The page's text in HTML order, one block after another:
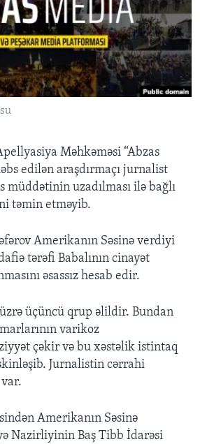
Məhkəməsi “Abzas
edilən araşdırmaçı jurnalist
müddətinin uzadılması ilə bağlı
təmin etməyib.
Amerikanın Səsinə verdiyi
tərəfi Babalının cinayət
əsassız hesab edir.
üçüncü qrup əlildir. Bundan
varikoz
çəkir və bu xəstəlik istintaq
Jurnalistin cərrahi
Amerikanın Səsinə
Nazirliyinin Baş Tibb İdarəsi